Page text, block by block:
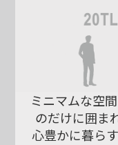
ミニマムな空
のだけに囲ま
心豊かに暮ら